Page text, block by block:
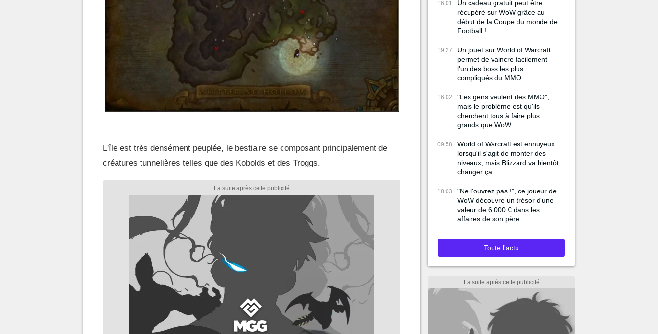
L'île est très densément peuplée, le bestiaire se composant principalement de
créatures tunnelières telles que des Kobolds et des Troggs.
16:01
Un cadeau gratuit peut être
récupéré sur WoW grâce au
début de la Coupe du monde de
Football !
19:27
Un jouet sur World of Warcraft
permet de vaincre facilement
l'un des boss les plus
compliqués du MMO
16:02
"Les gens veulent des MMO",
mais le problème est qu'ils
cherchent tous à faire plus
grands que WoW...
09:58
World of Warcraft est ennuyeux
lorsqu'il s'agit de monter des
niveaux, mais Blizzard va bientôt
changer ça
18:03
"Ne l'ouvrez pas !", ce joueur de
WoW découvre un trésor d'une
valeur de 6 000 € dans les
affaires de son père
Toute l'actu